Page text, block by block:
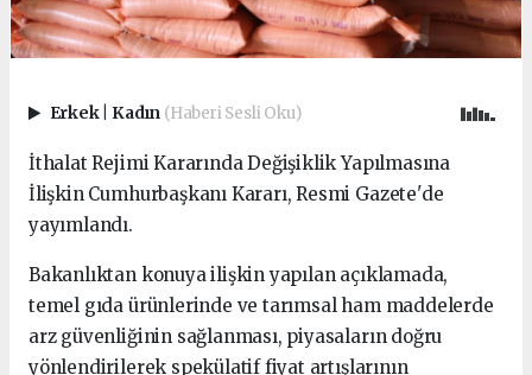
Erkek Kadın (Haberi Sesli Oku)
İthalat Rejimi Kararında Değişiklik Yapılmasına
İlişkin Cumhurbaşkanı Kararı, Resmi Gazete'de
yayımlandı.
Bakanlıktan konuya ilişkin yapılan açıklamada,
temel gıda ürünlerinde ve tarımsal ham maddelerde
arz güvenliğinin sağlanması, piyasaların doğru
yönlendirilerek spekülatif fiyat artışlarının